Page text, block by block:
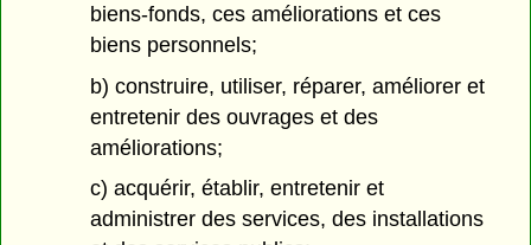
biens-fonds, ces améliorations et ces
biens personnels;
b) construire, utiliser, réparer, améliorer et
entretenir des ouvrages et des
améliorations;
c) acquérir, établir, entretenir et
administrer des services, des installations